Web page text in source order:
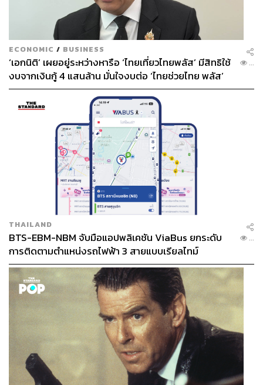
ECONOMIC / BUSINESS
‘เอกนิติ’ เผยอยู่ระหว่างหารือ ‘ไทยเที่ยวไทยพลัส’ มีสิทธิใช้
งบจากเงินกู้ 4 แสนล้าน มั่นใจงบต่อ ‘ไทยช่วยไทย พลัส’
เฟส 2 มีเพียงพอ
...
THAILAND
BTS-EBM-NBM จับมือแอปพลิเคชัน ViaBus ยกระดับ
การติดตามตำแหน่งรถไฟฟ้า 3 สายแบบเรียลไทม์
...